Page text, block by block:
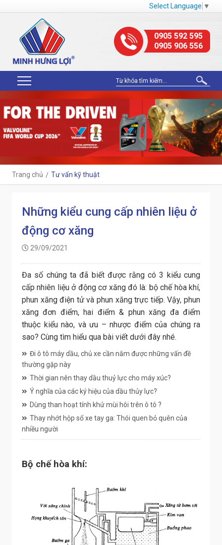
Select Language ▼
0905 592 595
0905 906 556
Trang chủ Tư vấn kỹ thuật
Những kiểu cung cấp nhiên liệu ở
động cơ xăng
29/09/2021
Đa số chúng ta đã biết được rằng có 3 kiểu cung
cấp nhiên liệu ở động cơ xăng đó là: bộ chế hòa khí,
phun xăng điện tử và phun xăng trực tiếp. Vậy, phun
xăng đơn điểm, hai điểm & phun xăng đa điểm
thuộc kiểu nào, và ưu – nhược điểm của chúng ra
sao? Cùng tìm hiểu qua bài viết dưới đây nhé.
Đi ô tô máy dầu, chủ xe cần nắm được những vấn đề
thường gặp này
Thời gian nên thay dầu thuỷ lực cho máy xúc?
Ý nghĩa của các ký hiệu của dầu thủy lực?
Dùng than hoạt tính khử mùi hôi trên ô tô ?
Thay nhớt hộp số xe tay ga: Thói quen bỏ quên của
nhiều người
Bộ chế hòa khí: